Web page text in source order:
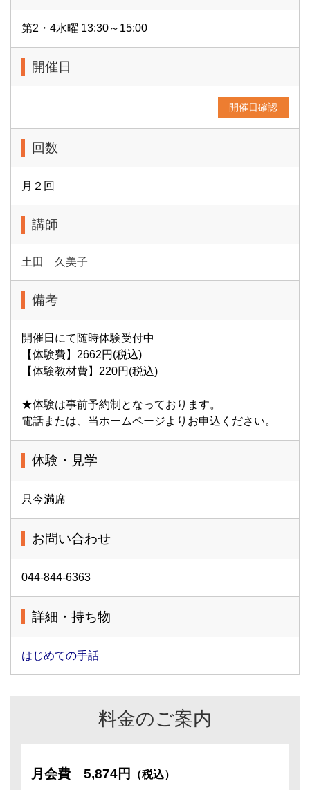
第2・4水曜 13:30～15:00
開催日
開催日確認
回数
月２回
講師
土田 久美子
備考
開催日にて随時体験受付中
【体験費】2662円(税込)
【体験教材費】220円(税込)
★体験は事前予約制となっております。
電話または、当ホームページよりお申込ください。
体験・見学
只今満席
お問い合わせ
044-844-6363
詳細・持ち物
はじめての手話
料金のご案内
月会費 5,874円 （税込）